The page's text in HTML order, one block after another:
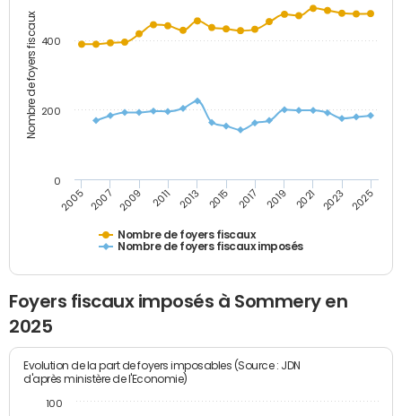
Nombre de foyers fiscaux
Nombre de foyers fiscaux
Nombre de foyers fiscaux imposés
2005 2007 2009 2011 2013 2015 2017 2019 2021 2023 2025
0
200
400
Foyers fiscaux imposés à Sommery en
2025
Evolution de la part de foyers imposables (Source : JDN
d'après ministère de l'Economie)
100